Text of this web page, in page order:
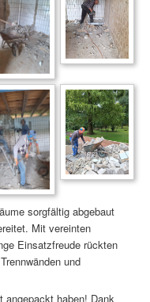
sorgfältig abgebaut
Mit vereinten
Einsatzfreude rückten
und
angepackt haben! Dank